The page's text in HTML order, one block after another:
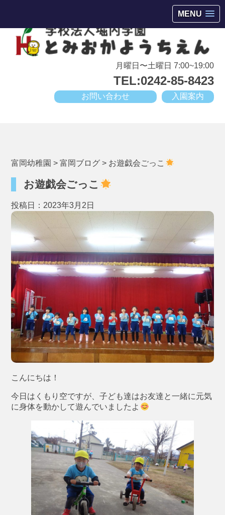
MENU
月曜日〜土曜日 7:00~19:00
TEL:0242-85-8423
入園案内
お問い合わせ
富岡幼稚園 >富岡ブログ > お遊戯会ごっこ
お遊戯会ごっこ
投稿日：2023年3月2日
こんにちは！
今日はくもり空ですが、子ども達はお友達と一緒に元気
に身体を動かして遊んでいましたよ